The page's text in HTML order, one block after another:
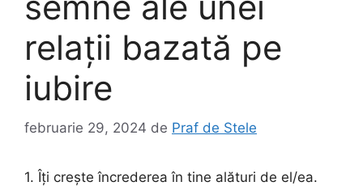
relații bazată pe
iubire
februarie 29, 2024 de Praf de Stele
1. Îți crește încrederea în tine alături de el/ea.